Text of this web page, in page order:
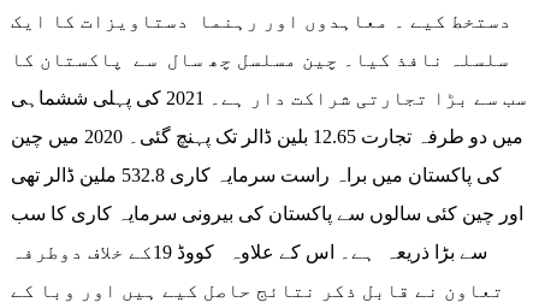
دستخط کیے ۔ معاہدوں اور رہنما دستاویزات کا ایک
سلسلہ نافذ کیا۔ چین مسلسل چھ سال سے پاکستان کا
سب سے بڑا تجارتی شراکت دار ہے۔ 2021 کی پہلی ششماہی
میں دو طرفہ تجارت 12.65 بلین ڈالر تک پہنچ گئی۔ 2020 میں چین
کی پاکستان میں براہ راست سرمایہ کاری 532.8 ملین ڈالر تھی
اور چین کئی سالوں سے پاکستان کی بیرونی سرمایہ کاری کا سب
سے بڑا ذریعہ ہے۔ اس کے علاوہ کووڈ 19کے خلاف دوطرفہ
تعاون نے قابل ذکر نتائج حاصل کیے ہیں اور وبا کے